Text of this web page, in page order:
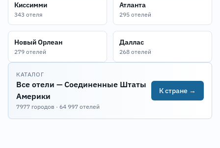
Киссимми
343 отеля
Атланта
295 отелей
Новый Орлеан
279 отелей
Даллас
268 отелей
КАТАЛОГ
Все отели — Соединенные Штаты
Америки
7977 городов · 64 997 отелей
К стране →